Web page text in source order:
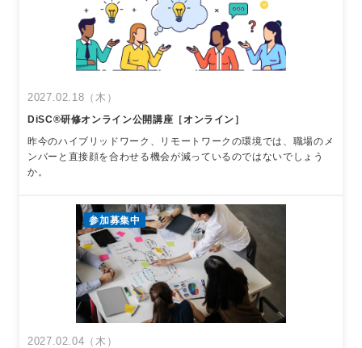
2027.02.18（木）
DiSC®︎研修オンライン公開講座［オンライン］
昨今のハイブリッドワーク、リモートワークの環境では、職場のメ
ンバーと直接顔を合わせる機会が減っているのではないでしょう
か。
参加募集中
2027.02.04（木）